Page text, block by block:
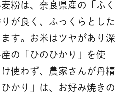
粉は、奈良県産の「ふく
が良く、ふっくらとした
す。お米はツヤがあり深
の「ひのひかり」を使
使わず、農家さんが丹精
かり」は、お好み焼きの